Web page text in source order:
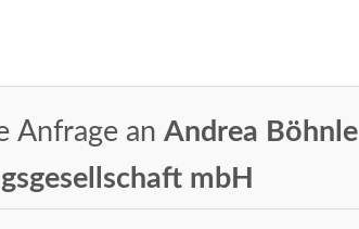
Anfrage anAndrea Böhnle
mbH